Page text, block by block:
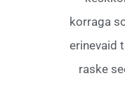
korraga
erinevaid
raske